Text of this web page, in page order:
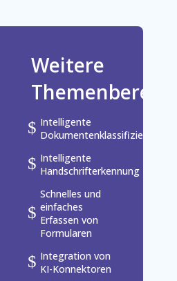
Weitere
Themenbereiche
$ Intelligente
Dokumentenklassifizierung
$ Intelligente
Handschrifterkennung
$
Schnelles und
einfaches
Erfassen von
Formularen
$ Integration von
KI-Konnektoren